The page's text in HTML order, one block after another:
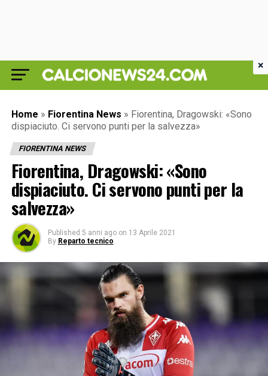
Home » Fiorentina News » Fiorentina, Dragowski: «Sono
dispiaciuto. Ci servono punti per la salvezza»
FIORENTINA NEWS
Fiorentina, Dragowski: «Sono
dispiaciuto. Ci servono punti per la
salvezza»
Published 5 anni ago on 13 Aprile 2021
By Reparto tecnico
×